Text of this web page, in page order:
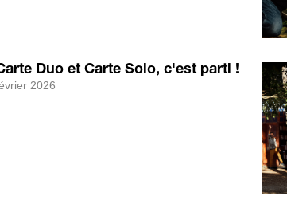
Duo et Carte Solo, c'est parti !
2026